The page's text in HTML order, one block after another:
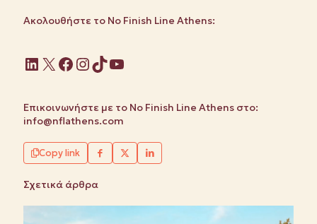
Ακολουθήστε το No Finish Line Athens:
Linkedin
X Facebook
Instagram
TikTok
YouTube
Επικοινωνήστε με το No Finish Line Athens στο:
info@nflathens.com
Copy link
Σχετικά άρθρα